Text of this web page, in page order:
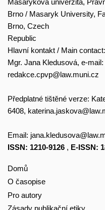
Brno / Masaryk University,
Brno, Czech
Republic
Hlavní kontakt / Main contact:
Mgr. Jana Kledusová, e-mail:
redakce.cpvp@law.muni.cz
Předplatné tištěné verze:
6408,
Email:
ISSN: 1210-9126 , E-ISSN:
Domů
O časopise
Pro autory
Zásady publikační etiky